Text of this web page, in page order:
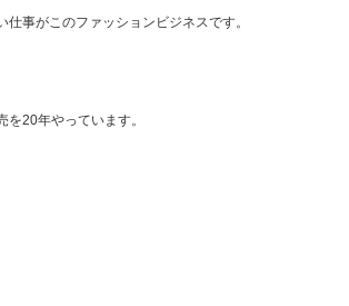
事がこのファッションビジネスです。
20年やっています。